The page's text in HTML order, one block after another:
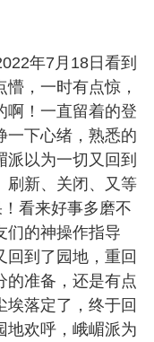
年7月18日看到
，一时有点惊，
啊！一直留着的登
一下心绪，熟悉的
以为一切又回到
刷新、关闭、又等
看来好事多磨不
们的神操作指导
回到了园地，重回
的准备，还是有点
埃落定了，终于回
地欢呼，峨嵋派为